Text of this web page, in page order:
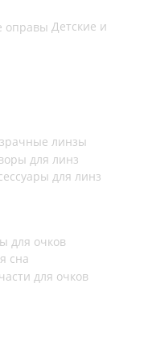
Детские и
линзы
для линз
для линз
для очков
сна
для очков